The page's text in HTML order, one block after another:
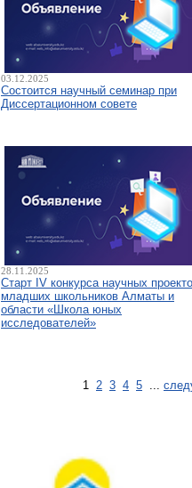
03.12.2025
Состоится научный семинар при
Диссертационном совете
28.11.2025
Старт IV конкурса научных
младших школьников Алматы и
области «Школа юных
исследователей»
1 2 3 4 5 ...